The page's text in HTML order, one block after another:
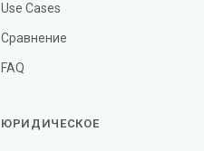
Use Cases
Сравнение
FAQ
ЮРИДИЧЕСКОЕ